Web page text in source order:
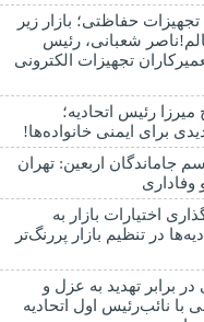
حفاظتی؛ بازار زیر
شعبانی، رئیس
تجهیزات الکترونی
رئیس اتحادیه؛
برای ایمنی خانواده‌ها!
جاماندگان اربعین: تهران
اختیارات بازار به
در تنظیم بازار پررنگ‌تر
برابر تهدید به عزل و
با نائب‌رئیس اول اتحادیه